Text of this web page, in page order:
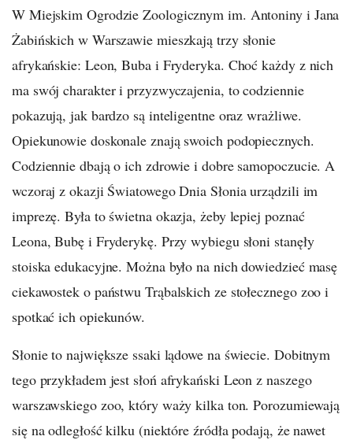
W Miejskim Ogrodzie Zoologicznym im. Antoniny i Jana
Żabińskich w Warszawie mieszkają trzy słonie
afrykańskie: Leon, Buba i Fryderyka. Choć każdy z nich
ma swój charakter i przyzwyczajenia, to codziennie
pokazują, jak bardzo są inteligentne oraz wrażliwe.
Opiekunowie doskonale znają swoich podopiecznych.
Codziennie dbają o ich zdrowie i dobre samopoczucie. A
wczoraj z okazji Światowego Dnia Słonia urządzili im
imprezę. Była to świetna okazja, żeby lepiej poznać
Leona, Bubę i Fryderykę. Przy wybiegu słoni stanęły
stoiska edukacyjne. Można było na nich dowiedzieć masę
ciekawostek o państwu Trąbalskich ze stołecznego zoo i
spotkać ich opiekunów.
Słonie to największe ssaki lądowe na świecie. Dobitnym
tego przykładem jest słoń afrykański Leon z naszego
warszawskiego zoo, który waży kilka ton. Porozumiewają
się na odległość kilku (niektóre źródła podają, że nawet